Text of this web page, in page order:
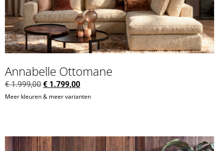
Annabelle Ottomane
€1.999,00 € 1.799,00
Meer kleuren & meer varianten